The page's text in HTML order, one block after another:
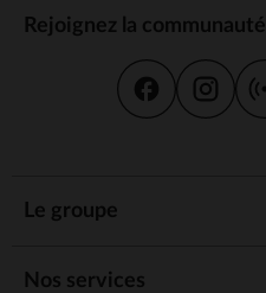
Rejoignez la communauté
Le groupe
Nos services